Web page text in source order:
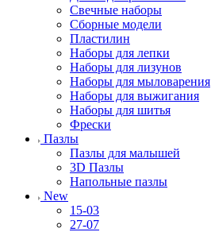
Свечные наборы
Сборные модели
Пластилин
Наборы для лепки
Наборы для лизунов
Наборы для мыловарения
Наборы для выжигания
Наборы для шитья
Фрески
Пазлы
Пазлы для малышей
3D Пазлы
Напольные пазлы
New
15-03
27-07